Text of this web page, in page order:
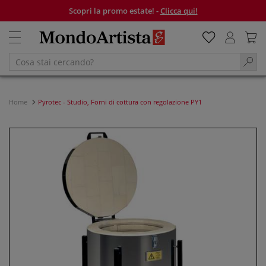
Scopri la promo estate! -Clicca qui!
Home Pyrotec - Studio, Forni di cottura con regolazione PY1